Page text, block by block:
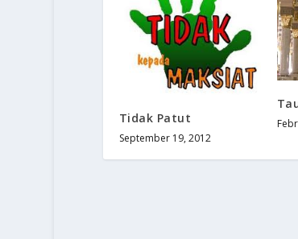
Tidak Patut
September 19, 2012